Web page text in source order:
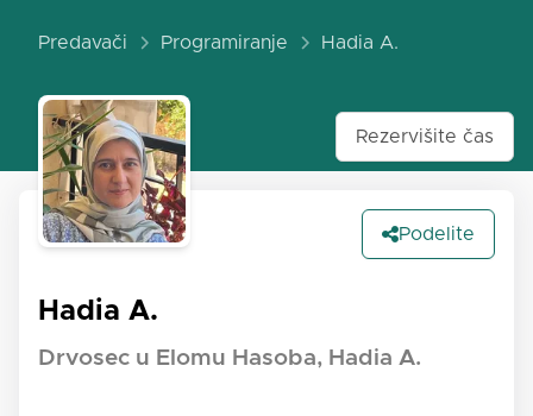
Predavači Programiranje Hadia A.
Rezervišite čas
Podelite
Hadia A.
Drvosec u Elomu Hasoba, Hadia A.